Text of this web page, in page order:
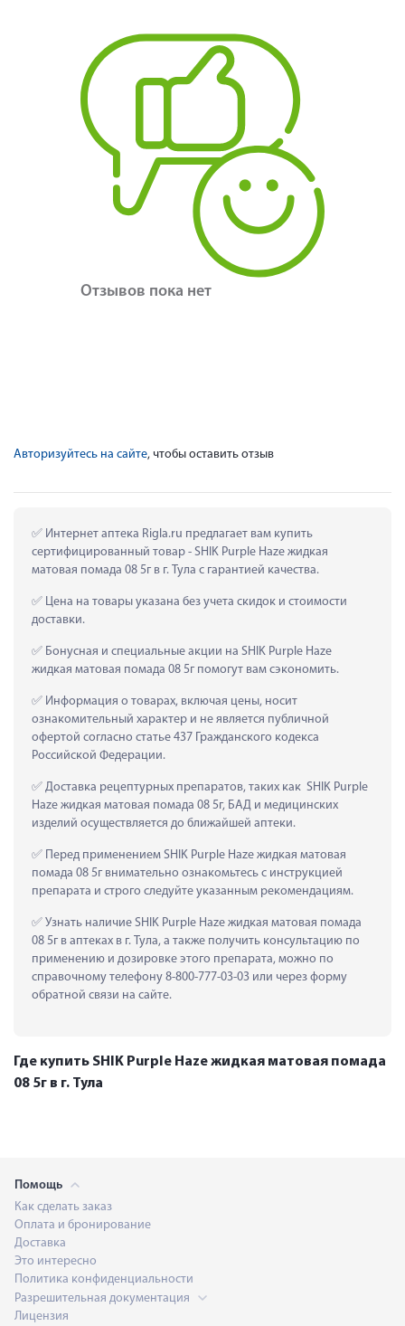
Отзывов пока нет
Авторизуйтесь на сайте, чтобы оставить отзыв
Интернет аптека Rigla.ru предлагает вам купить
сертифицированный товар - SHIK Purple Haze жидкая
матовая помада 08 5г в г. Тула с гарантией качества.
Цена на товары указана без учета скидок и стоимости
доставки.
Бонусная и специальные акции на SHIK Purple Haze
жидкая матовая помада 08 5г помогут вам сэкономить.
Информация о товарах, включая цены, носит
ознакомительный характер и не является публичной
офертой согласно статье 437 Гражданского кодекса
Российской Федерации.
Доставка рецептурных препаратов, таких как  SHIK Purple
Haze жидкая матовая помада 08 5г, БАД и медицинских
изделий осуществляется до ближайшей аптеки.
Перед применением SHIK Purple Haze жидкая матовая
помада 08 5г внимательно ознакомьтесь с инструкцией
препарата и строго следуйте указанным рекомендациям.
Узнать наличие SHIK Purple Haze жидкая матовая помада
08 5г в аптеках в г. Тула, а также получить консультацию по
применению и дозировке этого препарата, можно по
справочному телефону 8-800-777-03-03 или через форму
обратной связи на сайте.
Где купить SHIK Purple Haze жидкая матовая помада
08 5г в г. Тула
Помощь
Как сделать заказ
Оплата и бронирование
Доставка
Это интересно
Политика конфиденциальности
Разрешительная документация
Лицензия